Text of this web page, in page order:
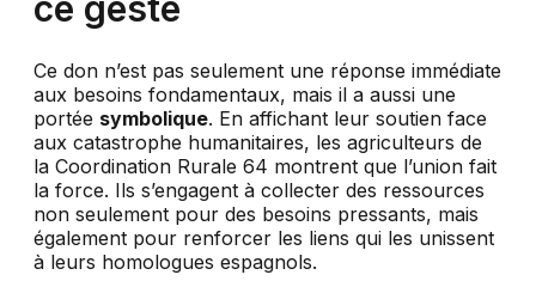
Ce don n’est pas seulement une réponse immédiate
aux besoins fondamentaux, mais il a aussi une
portée symbolique. En affichant leur soutien face
aux catastrophe humanitaires, les agriculteurs de
la Coordination Rurale 64 montrent que l’union fait
la force. Ils s’engagent à collecter des ressources
non seulement pour des besoins pressants, mais
également pour renforcer les liens qui les unissent
à leurs homologues espagnols.